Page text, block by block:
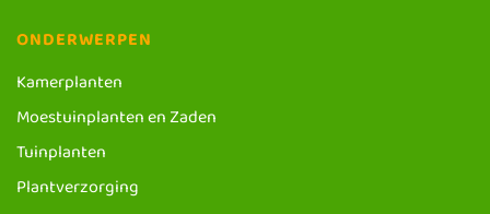
ONDERWERPEN
Kamerplanten
Moestuinplanten en Zaden
Tuinplanten
Plantverzorging